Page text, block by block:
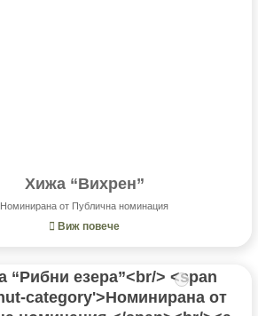
Хижа “Вихрен”
Номинирана от Публична номинация
Виж повече